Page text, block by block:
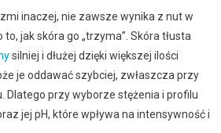
inaczej, nie zawsze wynika z nut w
jak skóra go „trzyma”. Skóra tłusta
silniej i dłużej dzięki większej ilości
je oddawać szybciej, zwłaszcza przy
Dlatego przy wyborze stężenia i profilu
jej pH, które wpływa na intensywność i